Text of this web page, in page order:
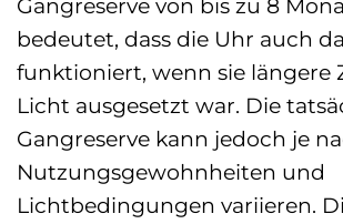
Gangreserve von bis zu 8
bedeutet, dass die Uhr auch
funktioniert, wenn sie längere
Licht ausgesetzt war. Die
Gangreserve kann jedoch je
Nutzungsgewohnheiten und
Lichtbedingungen variieren.